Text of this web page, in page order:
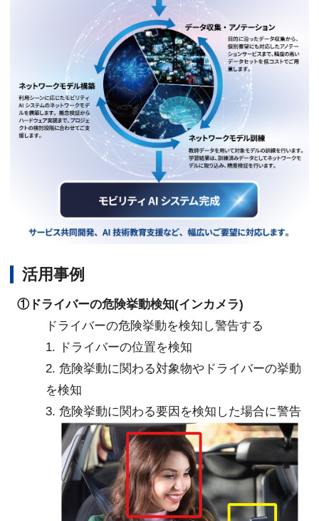
活用事例
①ドライバーの危険挙動検知(インカメラ)
ドライバーの危険挙動を検知し警告する
1. ドライバーの位置を検知
2. 危険挙動に関わる対象物やドライバーの挙動
を検知
3. 危険挙動に関わる要因を検知した場合に警告